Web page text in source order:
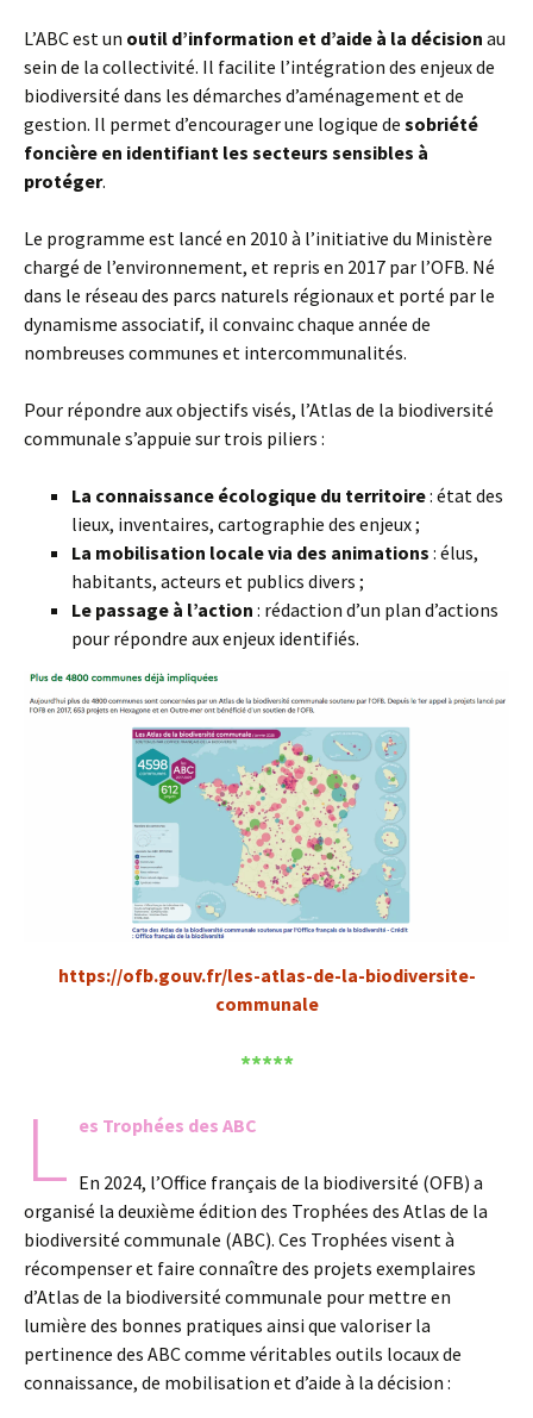
L’ABC est un outil d’information et d’aide à la décision au
sein de la collectivité. Il facilite l’intégration des enjeux de
biodiversité dans les démarches d’aménagement et de
gestion. Il permet d’encourager une logique de sobriété
foncière en identifiant les secteurs sensibles à
protéger.
Le programme est lancé en 2010 à l’initiative du Ministère
chargé de l’environnement, et repris en 2017 par l’OFB. Né
dans le réseau des parcs naturels régionaux et porté par le
dynamisme associatif, il convainc chaque année de
nombreuses communes et intercommunalités.
Pour répondre aux objectifs visés, l’Atlas de la biodiversité
communale s’appuie sur trois piliers :
La connaissance écologique du territoire: état des
lieux, inventaires, cartographie des enjeux ;
La mobilisation locale via des animations : élus,
habitants, acteurs et publics divers ;
Le passage à l’action : rédaction d’un plan d’actions
pour répondre aux enjeux identifiés.
https://ofb.gouv.fr/les-atlas-de-la-biodiversite-
communale
*****
L es Trophées des ABC
En 2024, l’Office français de la biodiversité (OFB) a
organisé la deuxième édition des Trophées des Atlas de la
biodiversité communale (ABC). Ces Trophées visent à
récompenser et faire connaître des projets exemplaires
d’Atlas de la biodiversité communale pour mettre en
lumière des bonnes pratiques ainsi que valoriser la
pertinence des ABC comme véritables outils locaux de
connaissance, de mobilisation et d’aide à la décision :